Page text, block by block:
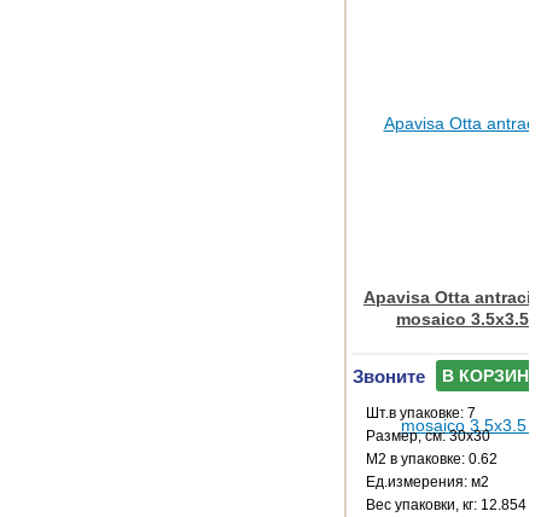
Apavisa Otta
mosaico 3.5x3.5
Звоните В КОРЗИНУ
Шт.в упаковке: 7
Размер, см: 30x30
М2 в упаковке: 0.62
Ед.измерения: м2
Веc упаковки, кг: 12.854